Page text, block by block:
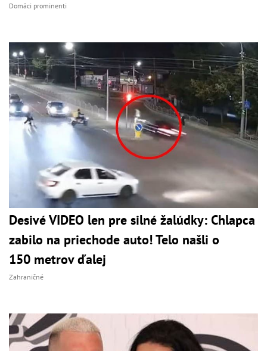
Domáci prominenti
Desivé VIDEO len pre silné žalúdky: Chlapca
zabilo na priechode auto! Telo našli o
150 metrov ďalej
Zahraničné